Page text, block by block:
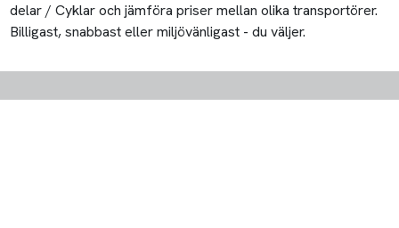
delar / Cyklar och jämföra priser mellan olika transportörer.
Billigast, snabbast eller miljövänligast - du väljer.